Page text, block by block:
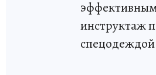
инструктаж